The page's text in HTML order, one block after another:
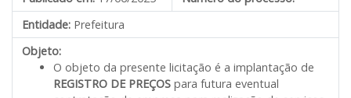
Entidade: Prefeitura
Objeto:
O objeto da presente licitação é a implantação de
REGISTRO DE PREÇOS para futura eventual